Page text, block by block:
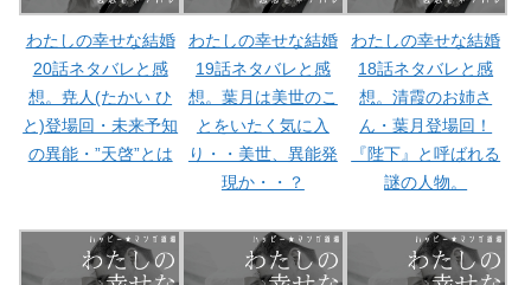
わたしの幸せな結婚
20話ネタバレと感
想。尭人(たかい ひ
と)登場回・未来予知
の異能・”天啓”とは
わたしの幸せな結婚
19話ネタバレと感
想。葉月は美世のこ
とをいたく気に入
り・・美世、異能発
現か・・？
わたしの幸せな結婚
18話ネタバレと感
想。清霞のお姉さ
ん・葉月登場回！
『陛下』と呼ばれる
謎の人物。